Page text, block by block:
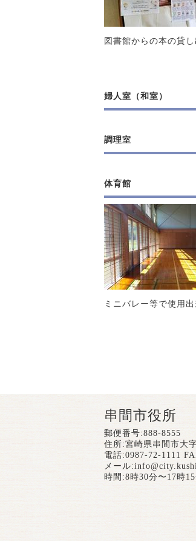
図書館からの本の貸し
婦人室（和室）
調理室
体育館
ミニバレー等で使用出
串間市役所
郵便番号:888-8555
住所:宮崎県串間市大
電話:0987-72-1111
メール:
時間:8時30分〜17時